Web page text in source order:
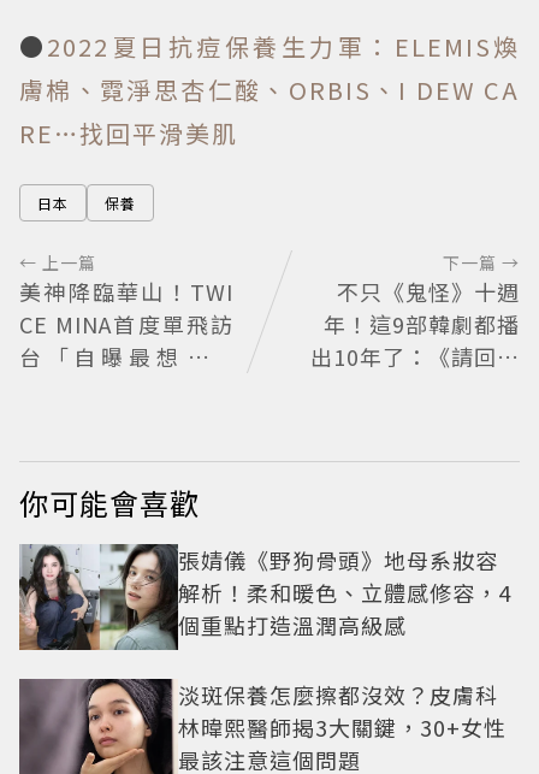
●2022夏日抗痘保養生力軍：ELEMIS煥
膚棉、霓淨思杏仁酸、ORBIS、I DEW CA
RE…找回平滑美肌
日本 保養
← 上一篇
美神降臨華山！TWI
CE MINA首度單飛訪
台「自曝最想做這
下一篇 →
不只《鬼怪》十週
年！這9部韓劇都播
出10年了：《請回答
你可能會喜歡
張婧儀《野狗骨頭》地母系妝容
解析！柔和暖色、立體感修容，4
個重點打造溫潤高級感
淡斑保養怎麼擦都沒效？皮膚科
林暐熙醫師揭3大關鍵，30+女性
最該注意這個問題